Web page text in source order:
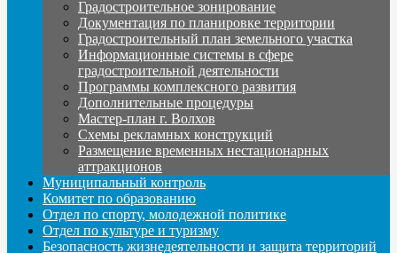
Градостроительное зонирование
Документация по планировке территории
Градостроительный план земельного участка
Информационные системы в сфере
градостроительной деятельности
Программы комплексного развития
Дополнительные процедуры
Мастер-план г. Волхов
Схемы рекламных конструкций
Размещение временных нестационарных
аттракционов
Муниципальный контроль
Комитет по образованию
Отдел по спорту, молодежной политике
Отдел по культуре и туризму
Безопасность жизнедеятельности и защита территорий